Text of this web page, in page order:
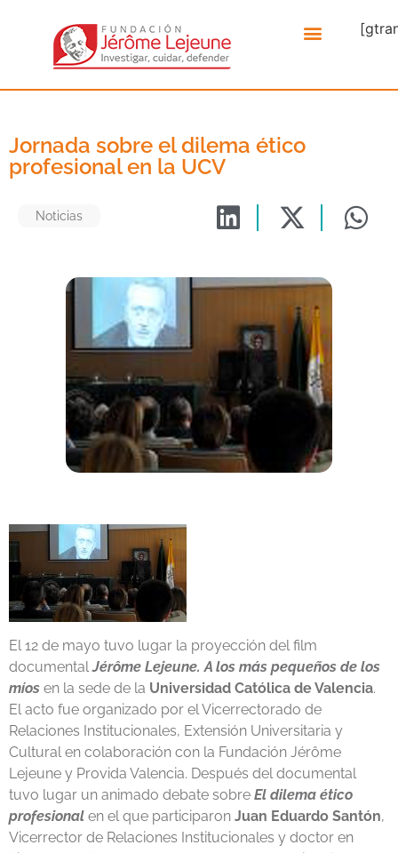
Jornada sobre el dilema ético
profesional en la UCV
Noticias
El 12 de mayo tuvo lugar la proyección del film
documentalJérôme Lejeune. A los más pequeños de los
míos en la sede de la Universidad Católica de Valencia.
El acto fue organizado por el Vicerrectorado de
Relaciones Institucionales, Extensión Universitaria y
Cultural en colaboración con la Fundación Jérôme
Lejeune y Provida Valencia. Después del documental
tuvo lugar un animado debate sobre El dilema ético
profesional en el que participaron Juan Eduardo Santón,
Vicerrector de Relaciones Institucionales y doctor en